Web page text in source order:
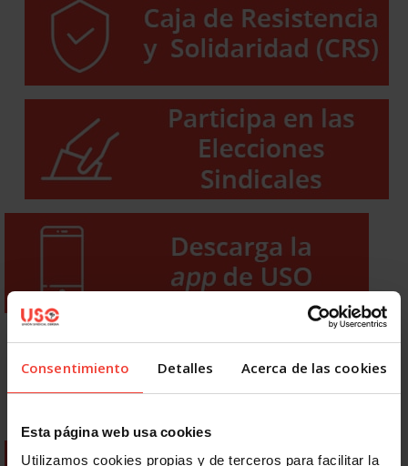
Consentimiento Detalles Acerca de las cookies
Esta página web usa cookies
Utilizamos cookies propias y de terceros para facilitar la